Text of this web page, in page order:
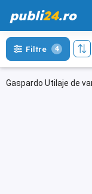
publi24.ro
Gaspardo Utilaje de
Filtre 4